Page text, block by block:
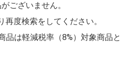
ございません。
度検索をしてください。
品は軽減税率（8%）対象商品と